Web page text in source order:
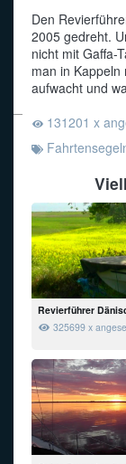
Den
2005 gedreht.
nicht mit Gaffa-
man in
aufwacht und
131201 x
Revierführer
325699 x
Funkalphabet